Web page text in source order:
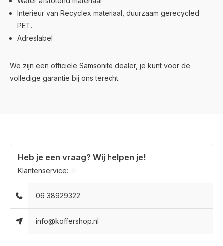
Interieur van Recyclex materiaal, duurzaam gerecycled
PET.
Adreslabel
We zijn een officiële Samsonite dealer, je kunt voor de
volledige garantie bij ons terecht.
Heb je een vraag? Wij helpen je!
Klantenservice:
06 38929322
info@koffershop.nl